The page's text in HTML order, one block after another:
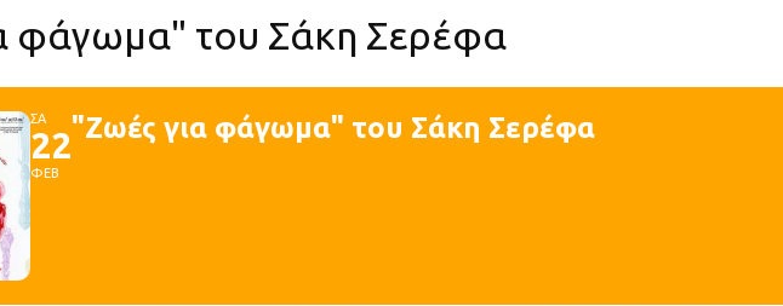
φάγωμα" του Σάκη Σερέφα
ΣΑ
22
ΦΕΒ
"Ζωές για φάγωμα" του Σάκη Σερέφα